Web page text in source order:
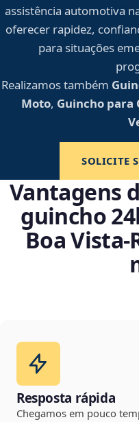
assistência automotiva
oferecer rapidez,
para situações
Realizamos também
Moto, Guincho para
SOLICITE
Vantagens
guincho
Boa
Resposta rápida
Chegamos em pouco